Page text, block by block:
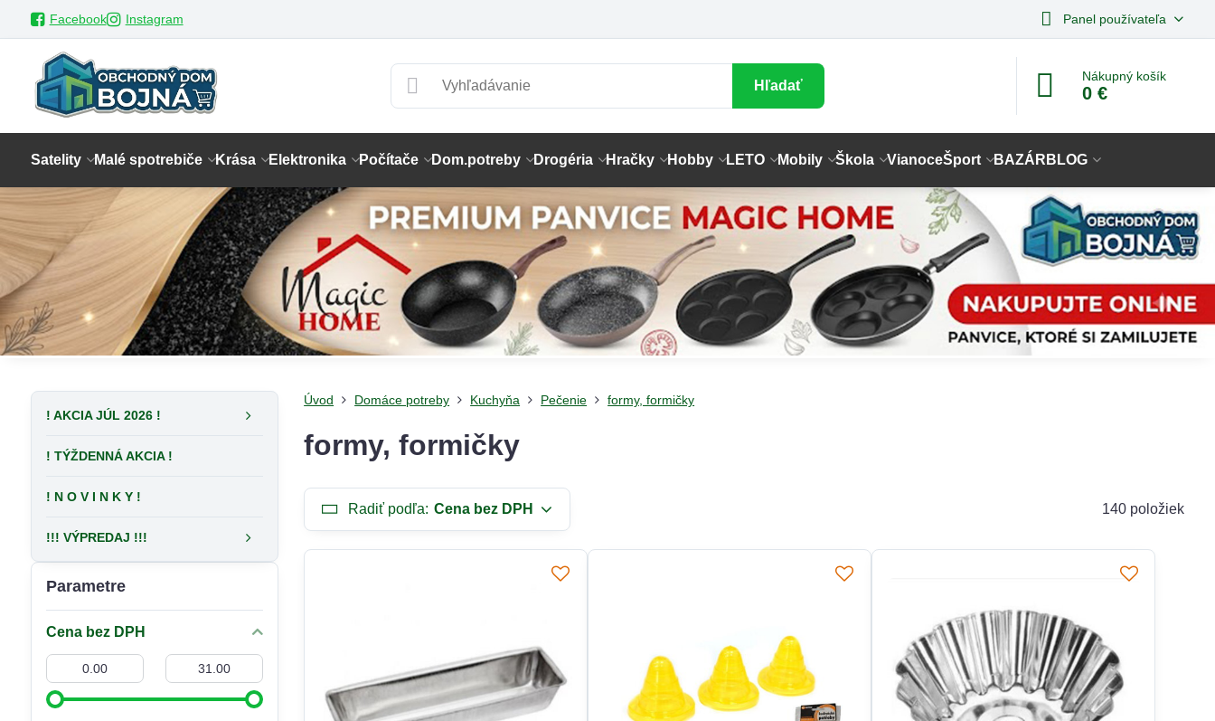
Facebook Instagram Panel používateľa
Hľadať
Nákupný košík
0 €
Satelity Malé spotrebiče Krása Elektronika Počítače Dom.potreby Drogéria Hračky Hobby LETO Mobily Škola VianoceŠport BAZÁR BLOG
Úvod Domáce potreby Kuchyňa Pečenie formy, formičky
formy, formičky
Radiť podľa: Cena bez DPH 140 položiek
Parametre
Cena bez DPH
Od: Do:
! AKCIA JÚL 2026 !
! TÝŽDENNÁ AKCIA !
! N O V I N K Y !
!!! VÝPREDAJ !!!